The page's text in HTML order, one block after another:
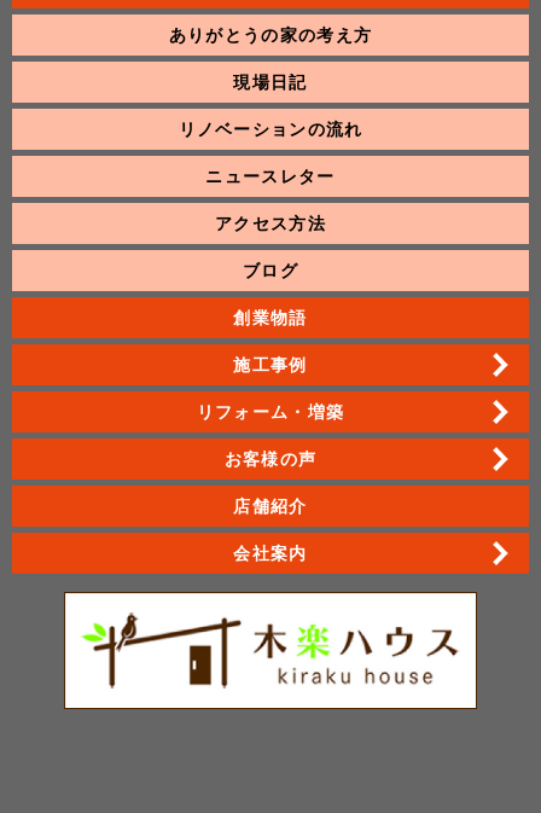
ありがとうの家の考え方
現場日記
リノベーションの流れ
ニュースレター
アクセス方法
ブログ
創業物語
施工事例
リフォーム・増築
お客様の声
店舗紹介
会社案内